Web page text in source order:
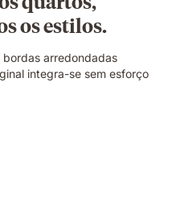
os estilos.
arredondadas
integra-se sem esforço